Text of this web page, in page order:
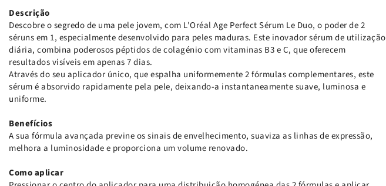
Descrição
Descobre o segredo de uma pele jovem, com L'Oréal Age Perfect Sérum Le Duo, o poder de 2
séruns em 1, especialmente desenvolvido para peles maduras. Este inovador sérum de utilização
diária, combina poderosos péptidos de colagénio com vitaminas B3 e C, que oferecem
resultados visíveis em apenas 7 dias.
Através do seu aplicador único, que espalha uniformemente 2 fórmulas complementares, este
sérum é absorvido rapidamente pela pele, deixando-a instantaneamente suave, luminosa e
uniforme.
Benefícios
A sua fórmula avançada previne os sinais de envelhecimento, suaviza as linhas de expressão,
melhora a luminosidade e proporciona um volume renovado.
Como aplicar